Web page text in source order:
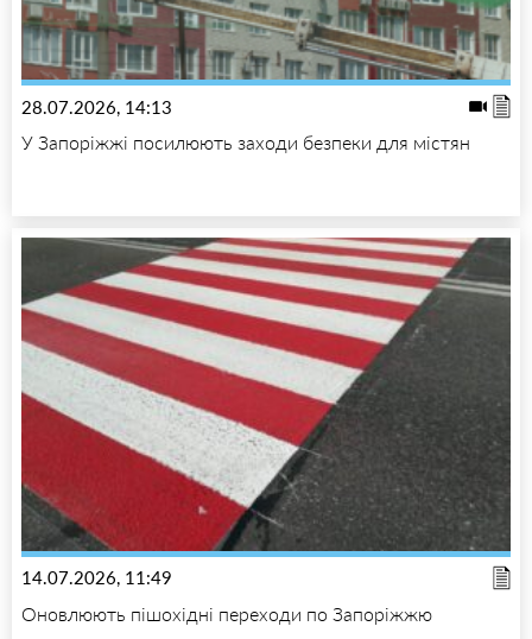
28.07.2026, 14:13
У Запоріжжі посилюють заходи безпеки для містян
14.07.2026, 11:49
Оновлюють пішохідні переходи по Запоріжжю